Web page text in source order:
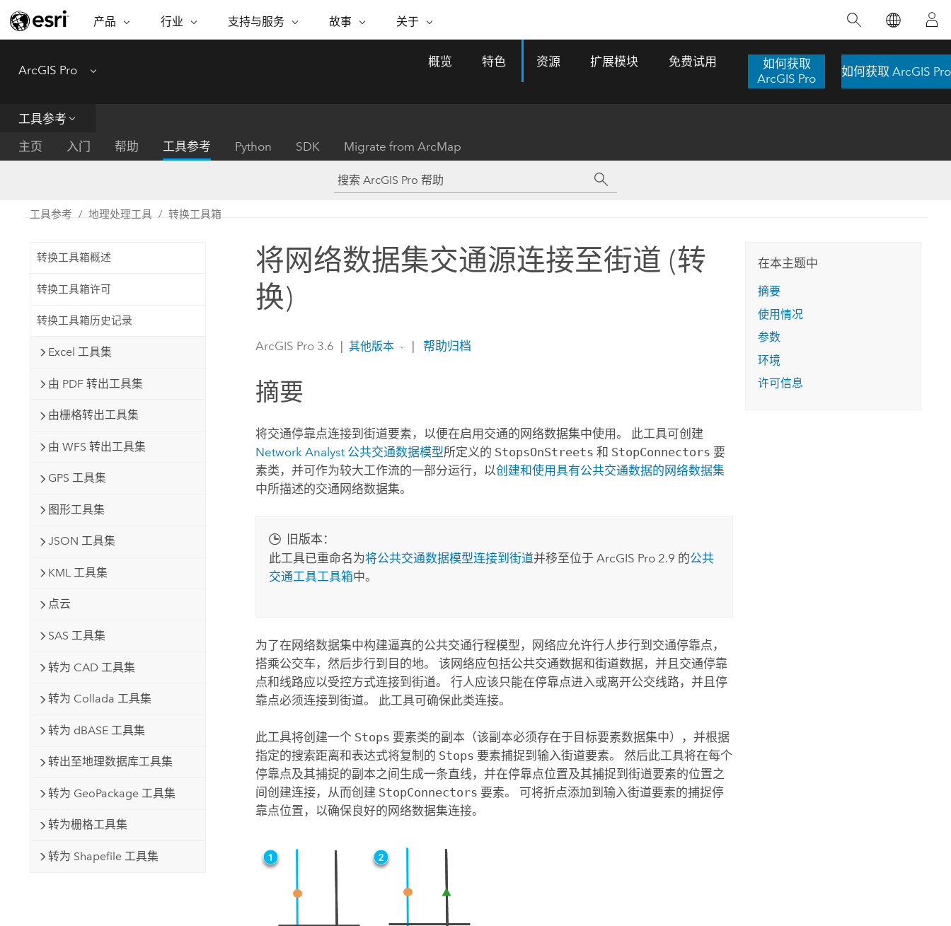
产品
ARCGIS
完整的 SaaS 制图平台
ArcGIS Enterprise
开发者技术
构建制图和空间分析应用程序
功能
将位置引入分析
集成、编辑和共享空间数据
Esri 产品、合作伙伴产品和开发
理。 了解这项技术的实际效果，亲身体验交
互式地图，探索产品功能，或者直接开始免
费试用。
行业
行业
保护
能源公用事业
州和地方政府
交通运输
专题倡议
基础设施管理
者了解基础设施工程与周围环境的关系。
探索基础设施管理
支持与服务
支持与服务 自助服务
文档
My Esri
联，并产出能解决复杂问题的深刻见解。
探索课程
故事
ESRI 故事
现实世界的全球 GIS 创新
客
行业新闻和 ArcGIS 更新
所有故事
了 17 个应急洪水应用程序，为关键的救援行
动提供了有力支持。
关于
关于 ESRI
合作伙伴
招贤纳士
联系我们
数字孪生体
推荐书籍
ArcGIS Pro Menu
概览 特色 资源 扩展模块 免费试用
如何获取
ArcGIS Pro
如何获取 ArcGIS Pro
工具参考
主页
入门 帮助 工具参考 Python SDK Migrate from ArcMap
工具参考 地理处理工具 转换工具箱
转换工具箱概述
转换工具箱许可
转换工具箱历史记录
Excel 工具集
由 PDF 转出工具集
由栅格转出工具集
由 WFS 转出工具集
GPS 工具集
图形工具集
JSON 工具集
KML 工具集
点云
SAS 工具集
转为 CAD 工具集
转为 Collada 工具集
转为 dBASE 工具集
转出至地理数据库工具集
转为 GeoPackage 工具集
转为栅格工具集
转为 Shapefile 工具集
将网络数据集交通源连接至街道 (转
换)
ArcGIS Pro 3.6 其他版本 帮助归档
摘要
将交通停靠点连接到街道要素，以便在启用交通的网络数据集中使用。 此工具可创建
Network Analyst公共交通数据模型所定义的 StopsOnStreets 和 StopConnectors 要
素类，并可作为较大工作流的一部分运行，以创建和使用具有公共交通数据的网络数据集
中所描述的交通网络数据集。
旧版本：
此工具已重命名为将公共交通数据模型连接到街道并移至位于 ArcGIS Pro 2.9 的公共
交通工具工具箱中。
为了在网络数据集中构建逼真的公共交通行程模型，网络应允许行人步行到交通停靠点，
搭乘公交车，然后步行到目的地。 该网络应包括公共交通数据和街道数据，并且交通停靠
点和线路应以受控方式连接到街道。 行人应该只能在停靠点进入或离开公交线路，并且停
靠点必须连接到街道。 此工具可确保此类连接。
此工具将创建一个 Stops 要素类的副本（该副本必须存在于目标要素数据集中），并根据
指定的搜索距离和表达式将复制的 Stops 要素捕捉到输入街道要素。 然后此工具将在每个
停靠点及其捕捉的副本之间生成一条直线，并在停靠点位置及其捕捉到街道要素的位置之
间创建连接，从而创建 StopConnectors 要素。 可将折点添加到输入街道要素的捕捉停
靠点位置，以确保良好的网络数据集连接。
在本主题中
摘要
使用情况
参数
环境
许可信息